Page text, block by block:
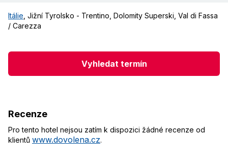
Itálie Jižní Tyrolsko - Trentino Dolomity Superski Val di Fassa
/ Carezza
Vyhledat termín
Recenze
Pro tento hotel nejsou zatím k dispozici žádné recenze od
klientů www.dovolena.cz.